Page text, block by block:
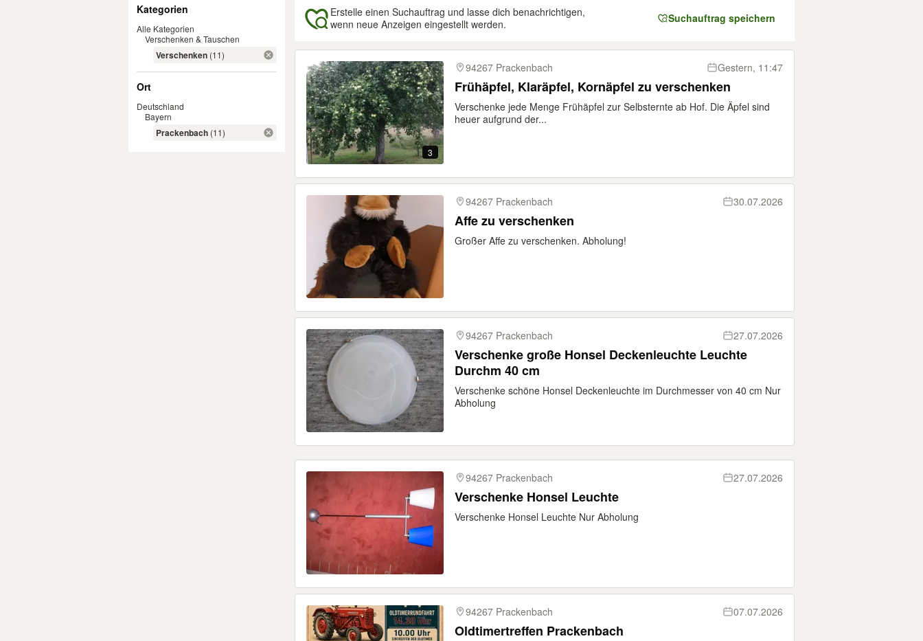
Kategorien
Alle Kategorien
Verschenken & Tauschen
Verschenken (11)
Ort
Deutschland
Bayern
Prackenbach (11)
Erstelle einen Suchauftrag und lasse dich benachrichtigen,
wenn neue Anzeigen eingestellt werden.
Suchauftrag speichern
Ergebnisse
3
94267 Prackenbach Gestern, 11:47
Frühäpfel, Klaräpfel, Kornäpfel zu verschenken
Verschenke jede Menge Frühäpfel zur Selbsternte ab Hof. Die Äpfel sind
heuer aufgrund der...
94267 Prackenbach 30.07.2026
Affe zu verschenken
Großer Affe zu verschenken. Abholung!
94267 Prackenbach 27.07.2026
Verschenke große Honsel Deckenleuchte Leuchte
Durchm 40 cm
Verschenke schöne Honsel Deckenleuchte im Durchmesser von 40 cm Nur
Abholung
94267 Prackenbach 27.07.2026
Verschenke Honsel Leuchte
Verschenke Honsel Leuchte Nur Abholung
94267 Prackenbach 07.07.2026
Oldtimertreffen Prackenbach